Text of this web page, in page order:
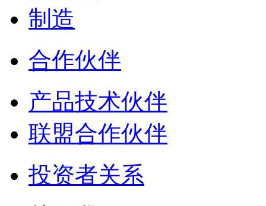
制造
合作伙伴
产品技术伙伴
联盟合作伙伴
投资者关系